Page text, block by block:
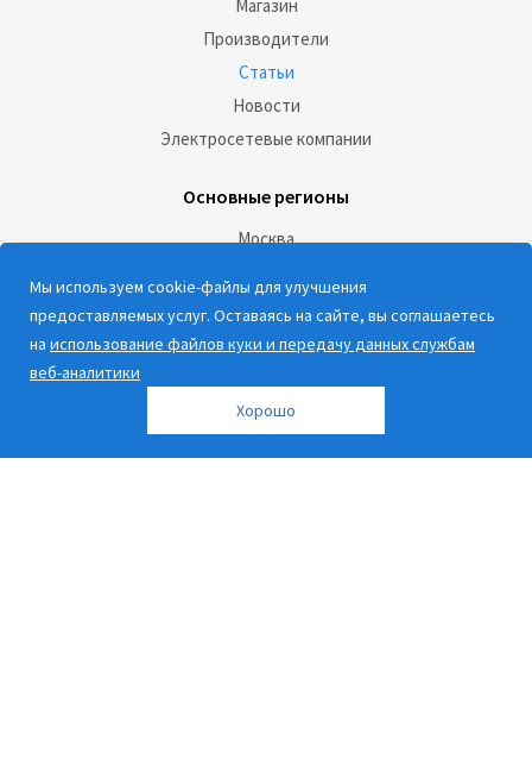
Магазин
Производители
Статьи
Новости
Электросетевые компании
Основные регионы
Москва
Социальные сети:
Наши контакты
Мы используем cookie-файлы для улучшения
предоставляемых услуг. Оставаясь на сайте, вы соглашаетесь
на использование файлов куки и передачу данных службам
веб-аналитики
Хорошо